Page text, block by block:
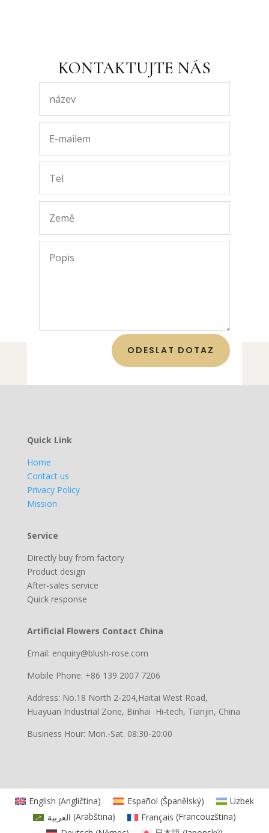
KONTAKTUJTE NÁS
ODESLAT DOTAZ
Quick Link
Home
Contact us
Privacy Policy
Mission
Service
Directly buy from factory
Product design
After-sales service
Quick response
Artificial Flowers Contact China
Email: enquiry@blush-rose.com
Mobile Phone: +86 139 2007 7206
Address: No.18 North 2-204,Haitai West Road,
Huayuan Industrial Zone, Binhai Hi-tech, Tianjin, China
Business Hour: Mon.-Sat. 08:30-20:00
English (Angličtina) Español (Španělský)
Uzbek
العربية (Arabština) Français (Francouzština)